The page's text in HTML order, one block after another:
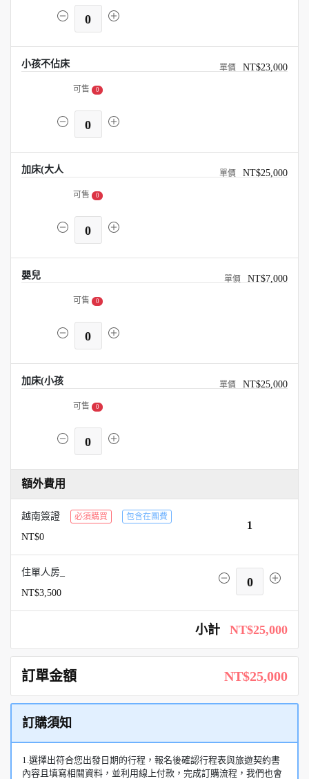
0
小孩不佔床 NT$23,000
可售 0
0
加床(大人 NT$25,000
可售 0
0
嬰兒 NT$7,000
可售 0
0
加床(小孩 NT$25,000
可售 0
0
額外費用
越南簽證 必須購買 包含在團費
NT$0
1
住單人房_
NT$3,500
0
小計 NT$25,000
訂單金額 NT$25,000
訂購須知
1.選擇出符合您出發日期的行程，報名後確認行程表與旅遊契約書
內容且填寫相關資料，並利用線上付款，完成訂購流程，我們也會